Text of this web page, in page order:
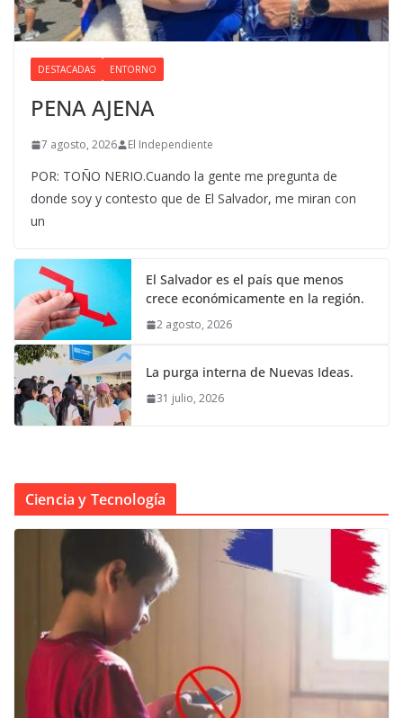
DESTACADAS ENTORNO
PENA AJENA
7 agosto, 2026 El Independiente
POR: TOÑO NERIO.Cuando la gente me pregunta de
donde soy y contesto que de El Salvador, me miran con
un
El Salvador es el país que menos
crece económicamente en la región.
2 agosto, 2026
La purga interna de Nuevas Ideas.
31 julio, 2026
Ciencia y Tecnología